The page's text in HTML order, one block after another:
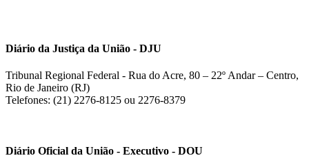
Diário da Justiça da União - DJU
Tribunal Regional Federal - Rua do Acre, 80 – 22º Andar – Centro,
Rio de Janeiro (RJ)
Telefones: (21) 2276-8125 ou 2276-8379
Diário Oficial da União - Executivo - DOU